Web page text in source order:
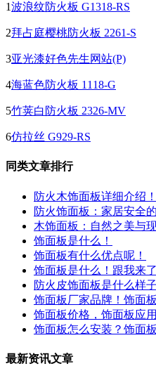
1波浪纹防火板 G1318-RS
2拜占庭樱桃防火板 2261-S
3亚光漆好色先生网站(P)
4海蓝色防火板 1118-G
5竹荚白防火板 2326-MV
6仿拉丝 G929-RS
同类文章排行
防火木饰面板详细介绍！
防火饰面板：家居安全
木饰面板：自然之美
饰面板是什么！
饰面板有什么优点呢！
饰面板是什么！跟我来
防火皮饰面板是什么样子的
饰面板厂家品牌！饰面
饰面板价格，饰面板应用
饰面板怎么安装？饰面
最新资讯文章